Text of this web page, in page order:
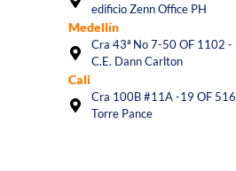
edificio Zenn Office PH
Medellín
Cra 43ª No 7-50 OF 1102 -
C.E. Dann Carlton
Cali
Cra 100B #11A -19 OF 516
Torre Pance